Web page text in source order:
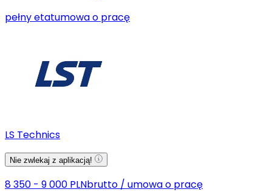
pełny etatumowa o pracę
LS Technics
Nie zwlekaj z aplikacją!
8 350 - 9 000 PLNbrutto / umowa o pracę